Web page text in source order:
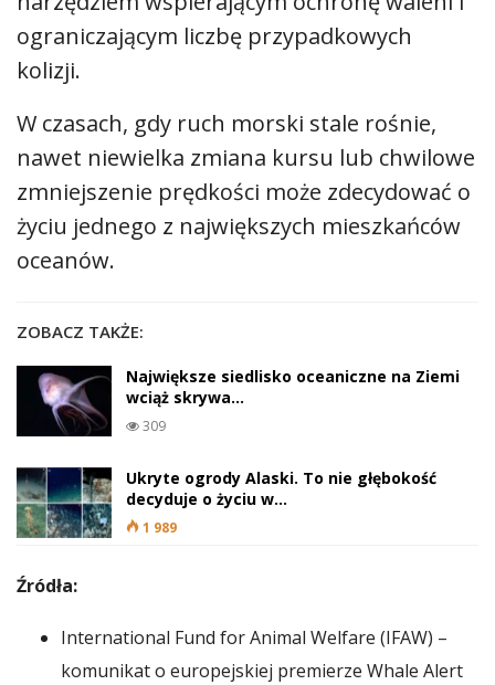
ograniczającym liczbę przypadkowych
kolizji.
W czasach, gdy ruch morski stale rośnie,
nawet niewielka zmiana kursu lub chwilowe
zmniejszenie prędkości może zdecydować o
życiu jednego z największych mieszkańców
oceanów.
ZOBACZ TAKŻE:
Największe siedlisko oceaniczne na Ziemi
wciąż skrywa…
309
Ukryte ogrody Alaski. To nie głębokość
decyduje o życiu w…
1 989
Źródła:
International Fund for Animal Welfare (IFAW) –
komunikat o europejskiej premierze Whale Alert